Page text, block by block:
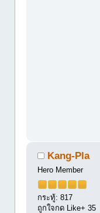
Kang-Pla
Hero Member
กระทู้: 817
ถูกใจกด Like+ 35